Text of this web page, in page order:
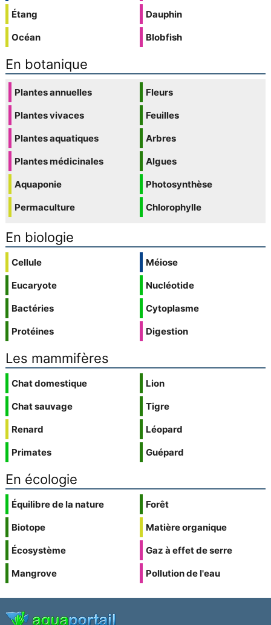
Étang
Océan
Dauphin
Blobfish
En botanique
Plantes annuelles
Plantes vivaces
Plantes aquatiques
Plantes médicinales
Aquaponie
Permaculture
Fleurs
Feuilles
Arbres
Algues
Photosynthèse
Chlorophylle
En biologie
Cellule
Eucaryote
Bactéries
Protéines
Méiose
Nucléotide
Cytoplasme
Digestion
Les mammifères
Chat domestique
Chat sauvage
Renard
Primates
Lion
Tigre
Léopard
Guépard
En écologie
Équilibre de la nature
Biotope
Écosystème
Mangrove
Forêt
Matière organique
Gaz à effet de serre
Pollution de l'eau